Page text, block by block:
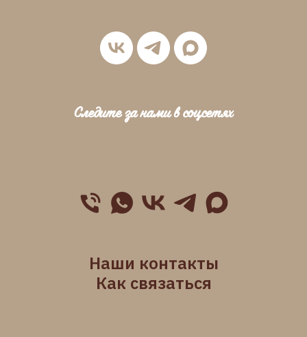
Следите за нами в соцсетях
Наши контакты
Как связаться